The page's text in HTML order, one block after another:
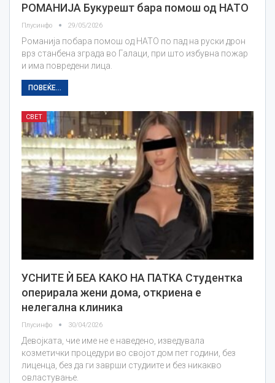
РОМАНИЈА Букурешт бара помош од НАТО
Плусинфо 29/05/2026
Романија побара помош од НАТО по пад на руски дрон
врз станбена зграда во Галаци, при што избувна пожар
и има повредени лица.
ПОВЕЌЕ...
СВЕТ
УСНИТЕ Ѝ БЕА КАКО НА ПАТКА Студентка
оперирала жени дома, откриена е
нелегална клиника
Плусинфо 30/04/2026
Девојката, чие име не е наведено, изведувала
козметички процедури во својот дом пет години, без
лиценца, без да ги заврши студиите и без никакво
овластување.